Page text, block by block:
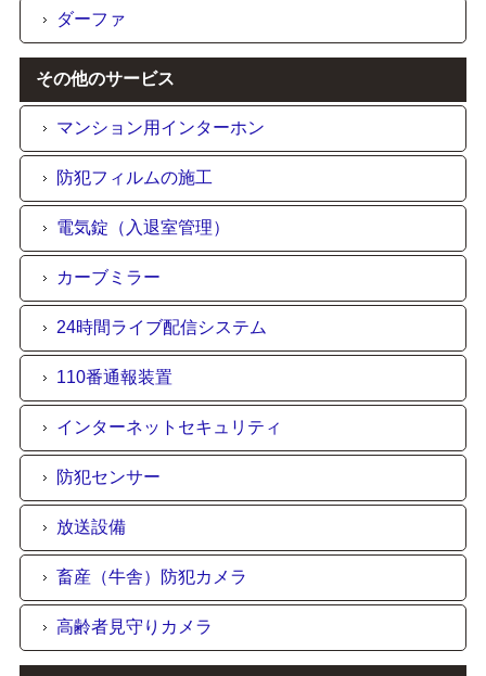
ダーファ
その他のサービス
マンション用インターホン
防犯フィルムの施工
電気錠（入退室管理）
カーブミラー
24時間ライブ配信システム
110番通報装置
インターネットセキュリティ
防犯センサー
放送設備
畜産（牛舎）防犯カメラ
高齢者見守りカメラ